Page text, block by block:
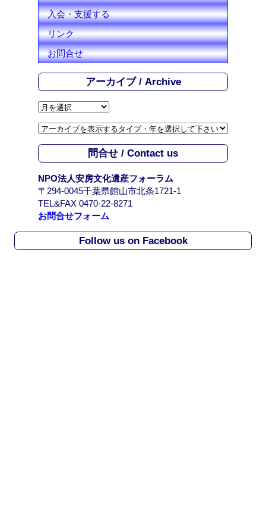
入会・支援する
リンク
お問合せ
アーカイブ / Archive
ア
カ
イ
ブ
A
r
c
h
i
問合せ / Contact us
NPO法人安房文化遺産フォーラム
〒294-0045千葉県館山市北条1721-1
TEL&FAX 0470-22-8271
お問合せフォーム
Follow us on Facebook